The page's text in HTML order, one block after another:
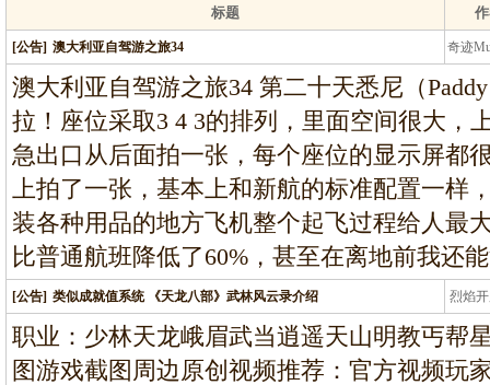
标题
[公告] 澳大利亚自驾游之旅34 奇迹
条
澳大利亚自驾游之旅34 第二十天悉尼（
拉！座位采取3 4 3的排列，里面空间很大，
急出口从后面拍一张，每个座位的显示屏都
上拍了一张，基本上和新航的标准配置一样
装各种用品的地方飞机整个起飞过程给人最
比普通航班降低了60%，甚至在离地前我还
[公告] 类似成就值系统 《天龙八部》武林风云录介绍 烈焰
龙
职业：少林天龙峨眉武当逍遥天山明教丐帮
图游戏截图周边原创视频推荐：官方视频玩